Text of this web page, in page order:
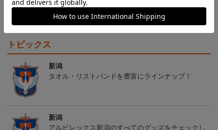
アルビレックス新潟 ピ
カチュウ タオルマフラー
26傘型サンシェード
4,400円
アルビレックス新潟 ピ
カチュウ キーホルダー
1,100円
トピックス
新潟
タオル・リストバンドを豊富にラインナップ！
新潟
アルビレックス新潟のすべてのグッズをチェックし